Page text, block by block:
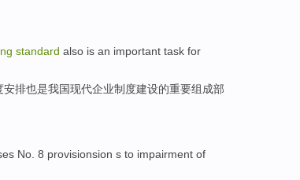
standard also is an important task for
安排也是我国现代企业制度建设的重要组成部
No . 8 provisionsion s to impairment of